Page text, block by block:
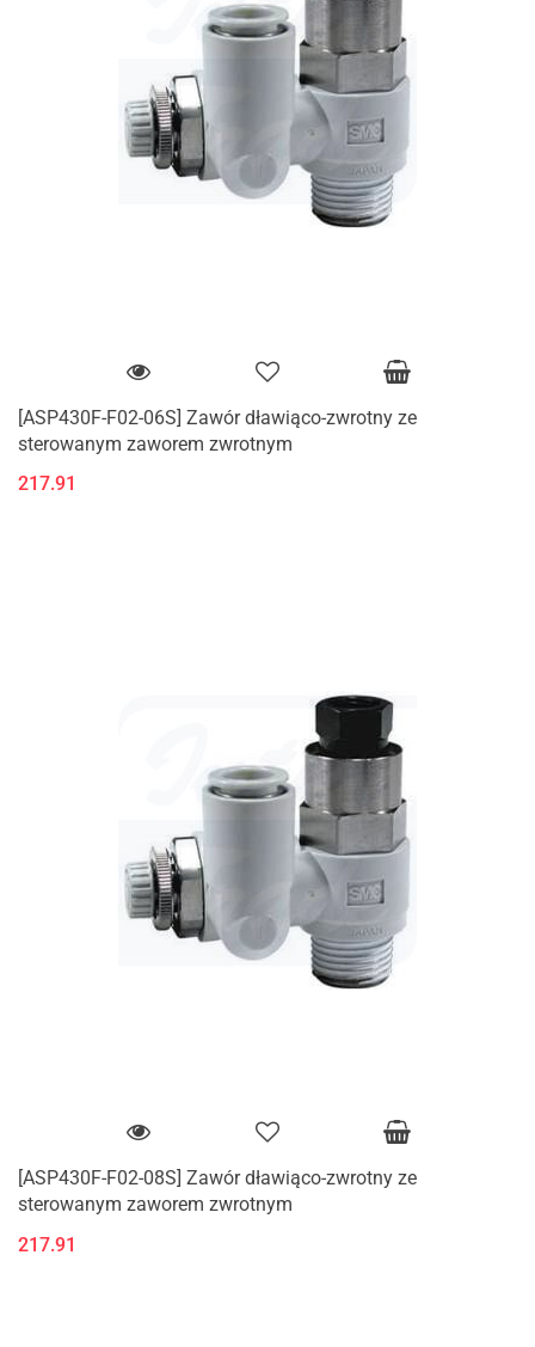
[ASP430F-F02-06S] Zawór dławiąco-zwrotny ze
sterowanym zaworem zwrotnym
217.91
[ASP430F-F02-08S] Zawór dławiąco-zwrotny ze
sterowanym zaworem zwrotnym
217.91